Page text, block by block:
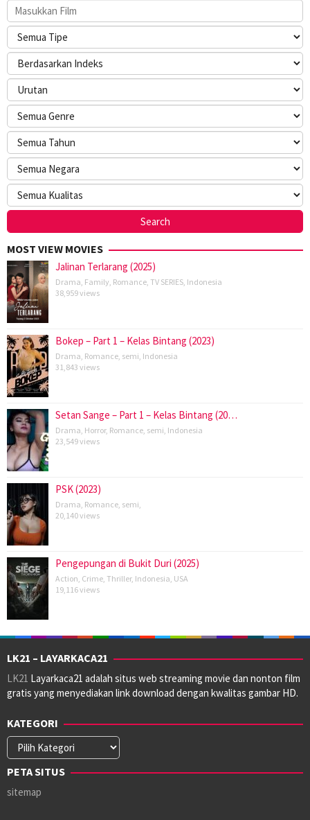
MOST VIEW MOVIES
Jalinan Terlarang (2025)
Drama Family Romance TV SERIES Indonesia
38,959 views
Bokep – Part 1 – Kelas Bintang (2023)
Drama Romance semi Indonesia
31,843 views
Setan Sange – Part 1 – Kelas Bintang (20…
Drama Horror, Romance semi Indonesia
23,549 views
PSK (2023)
Drama Romance semi
20,140 views
Pengepungan di Bukit Duri (2025)
Action Crime Thriller, Indonesia USA
19,116 views
LK21 – LAYARKACA21
LK21 Layarkaca21 adalah situs web streaming movie dan nonton film
gratis yang menyediakan link download dengan kwalitas gambar HD.
KATEGORI
Kategori
PETA SITUS
sitemap